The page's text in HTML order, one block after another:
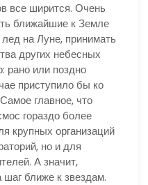
все ширится. Очень
ближайшие к Земле
на Луне, принимать
других небесных
рано или поздно
приступило бы ко
главное, что
гораздо более
крупных организаций
но и для
А значит,
ближе к звездам.